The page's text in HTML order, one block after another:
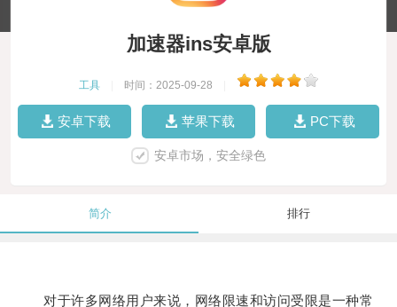
加速器ins安卓版
工具 时间：2025-09-28
安卓下载 苹果下载 PC下载
安卓市场，安全绿色
简介 排行
对于许多网络用户来说，网络限速和访问受限是一种常